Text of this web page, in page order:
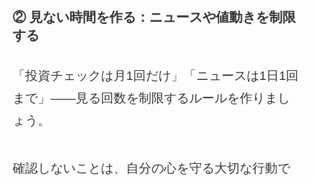
② 見ない時間を作る：ニュースや値動きを制限
する
「投資チェックは月1回だけ」「ニュースは1日1回
まで」――見る回数を制限するルールを作りまし
ょう。
確認しないことは、自分の心を守る大切な行動で